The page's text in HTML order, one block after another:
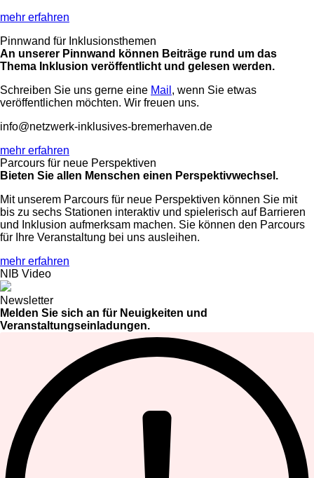
mehr erfahren
Pinnwand für Inklusionsthemen
An unserer Pinnwand können Beiträge rund um das
Thema Inklusion veröffentlicht und gelesen werden.
Schreiben Sie uns gerne eine Mail , wenn Sie etwas
veröffentlichen möchten. Wir freuen uns.
info@netzwerk-inklusives-bremerhaven.de
mehr erfahren
Parcours für neue Perspektiven
Bieten Sie allen Menschen einen Perspektivwechsel.
Mit unserem Parcours für neue Perspektiven können Sie mit
bis zu sechs Stationen interaktiv und spielerisch auf Barrieren
und Inklusion aufmerksam machen. Sie können den Parcours
für Ihre Veranstaltung bei uns ausleihen.
mehr erfahren
NIB Video
Newsletter
Melden Sie sich an für Neuigkeiten und
Veranstaltungseinladungen.